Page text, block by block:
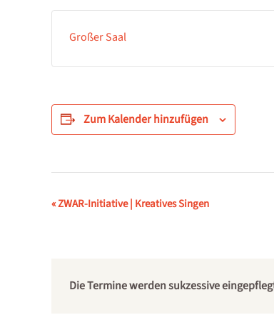
Großer Saal
Zum Kalender hinzufügen
Veranstaltung-
«ZWAR-Initiative | Kreatives Singen
Die Termine werden sukzessive